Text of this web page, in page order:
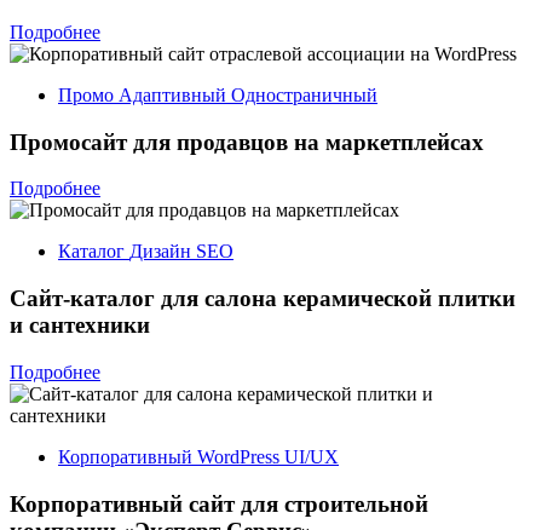
Подробнее
Промо Адаптивный Одностраничный
Промосайт для продавцов на маркетплейсах
Подробнее
Каталог Дизайн SEO
Сайт-каталог для салона керамической плитки
и сантехники
Подробнее
Корпоративный WordPress UI/UX
Корпоративный сайт для строительной